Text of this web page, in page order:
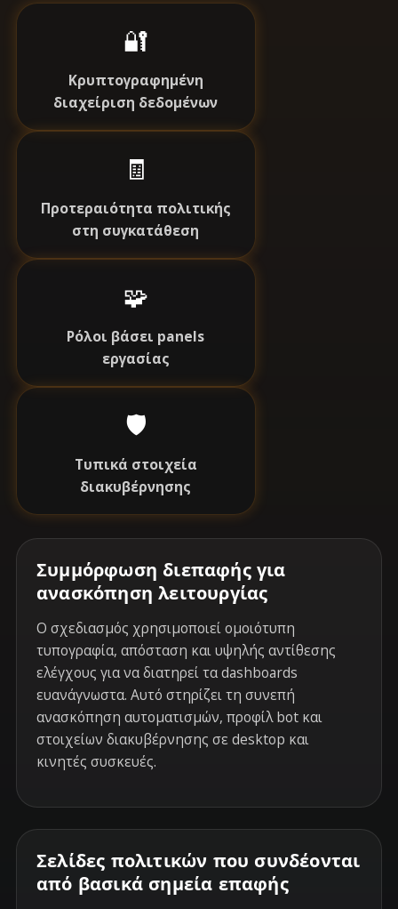
🔐
Κρυπτογραφημένη
διαχείριση δεδομένων
🧾
Προτεραιότητα πολιτικής
στη συγκατάθεση
🧩
Ρόλοι βάσει panels
εργασίας
🛡️
Τυπικά στοιχεία
διακυβέρνησης
Συμμόρφωση διεπαφής για
ανασκόπηση λειτουργίας
Ο σχεδιασμός χρησιμοποιεί ομοιότυπη
τυπογραφία, απόσταση και υψηλής αντίθεσης
ελέγχους για να διατηρεί τα dashboards
ευανάγνωστα. Αυτό στηρίζει τη συνεπή
ανασκόπηση αυτοματισμών, προφίλ bot και
στοιχείων διακυβέρνησης σε desktop και
κινητές συσκευές.
Σελίδες πολιτικών που συνδέονται
από βασικά σημεία επαφής